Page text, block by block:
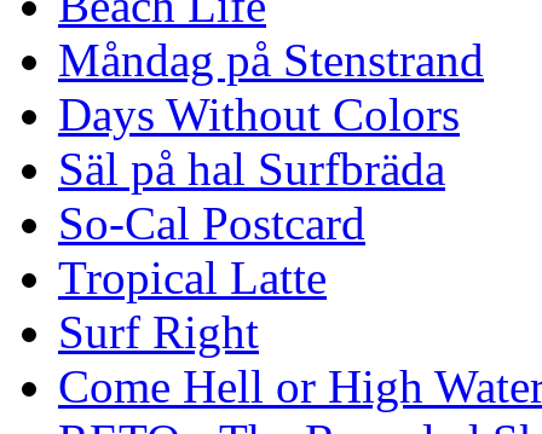
Måndag på Stenstrand
Days Without Colors
Säl på hal Surfbräda
So-Cal Postcard
Tropical Latte
Surf Right
Come Hell or High